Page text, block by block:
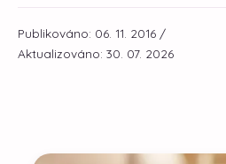
Publikováno: 06. 11. 2016 /
Aktualizováno: 30. 07. 2026